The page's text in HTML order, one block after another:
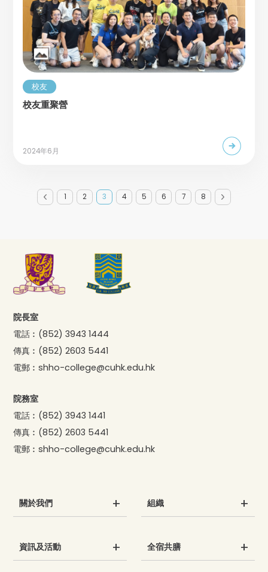
校友
校友重聚營
2024年6月
1 2 3 4 5 6 7 8
院長室
電話︰ (852) 3943 1444
傳真︰ (852) 2603 5441
電郵︰shho-college@cuhk.edu.hk
院務室
電話︰ (852) 3943 1441
傳真︰ (852) 2603 5441
電郵︰shho-college@cuhk.edu.hk
關於我們 組織
資訊及活動 全宿共膳